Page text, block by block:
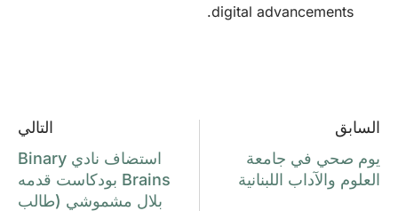
digital advancements.
السابق
يوم صحي في جامعة
العلوم والآداب اللبنانية
التالي
استضاف نادي Binary
Brains بودكاست قدمه
بلال مشموشي (طالب